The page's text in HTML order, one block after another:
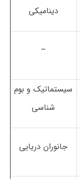
دینامیکی
–
سیستماتیک و بوم
شناسی
جانوران دریایی